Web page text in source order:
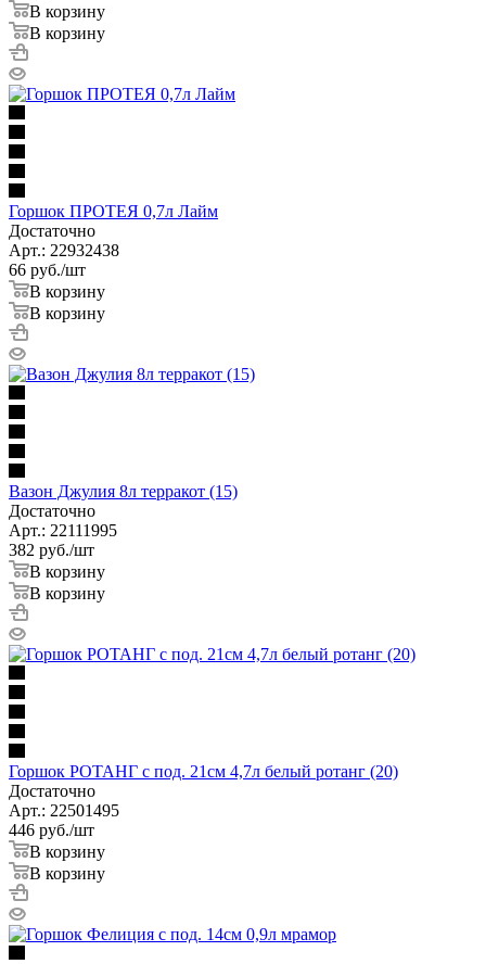
В корзину
В корзину
Горшок ПРОТЕЯ 0,7л Лайм
Достаточно
Арт.: 22932438
66 руб./шт
В корзину
В корзину
Вазон Джулия 8л терракот (15)
Достаточно
Арт.: 22111995
382 руб./шт
В корзину
В корзину
Горшок РОТАНГ с под. 21см 4,7л белый ротанг (20)
Достаточно
Арт.: 22501495
446 руб./шт
В корзину
В корзину